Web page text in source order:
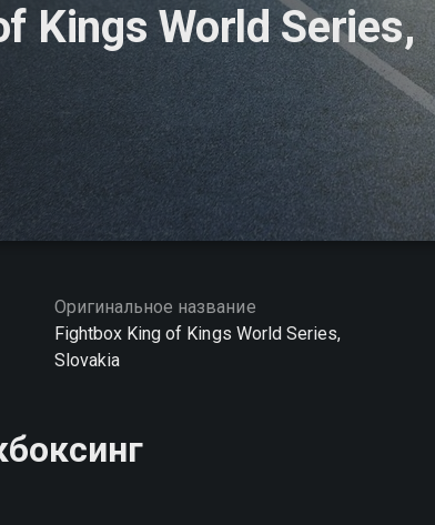
Kings World Series,
Оригинальное название
Fightbox King of Kings World Series,
Slovakia